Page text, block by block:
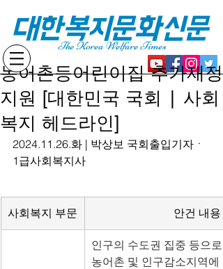
대한복지문화신문
The Korea Welfare Times
농어촌등어린이집 추가재정
지원 [대한민국 국회 | 사회
복지 헤드라인]
2024.11.26.화 | 박상보 국회출입기자ㆍ
1급사회복지사
사회복지 부문 안건 내용
인구의 수도권 집중 등으로
농어촌 및 인구감소지역에